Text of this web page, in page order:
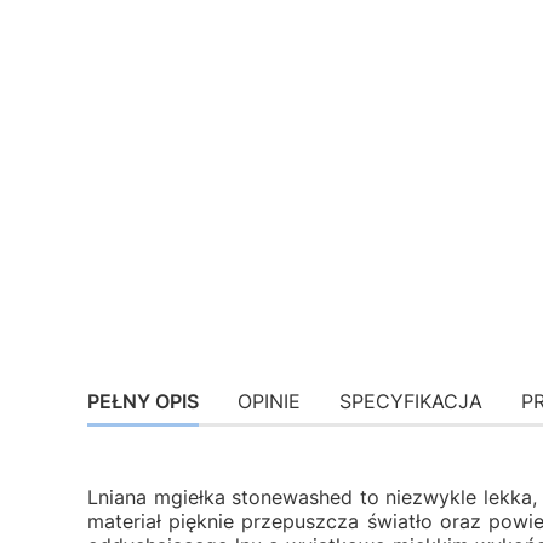
PEŁNY OPIS OPINIE SPECYFIKACJA
Lniana mgiełka stonewashed to niezwykle
materiał pięknie przepuszcza światło oraz